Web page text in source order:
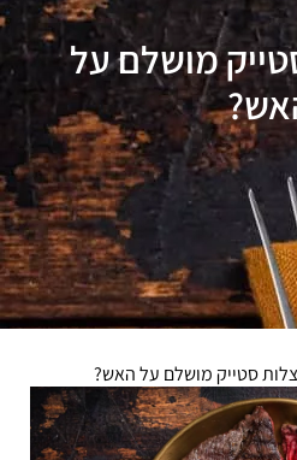
מושלם על
מושלם על האש?